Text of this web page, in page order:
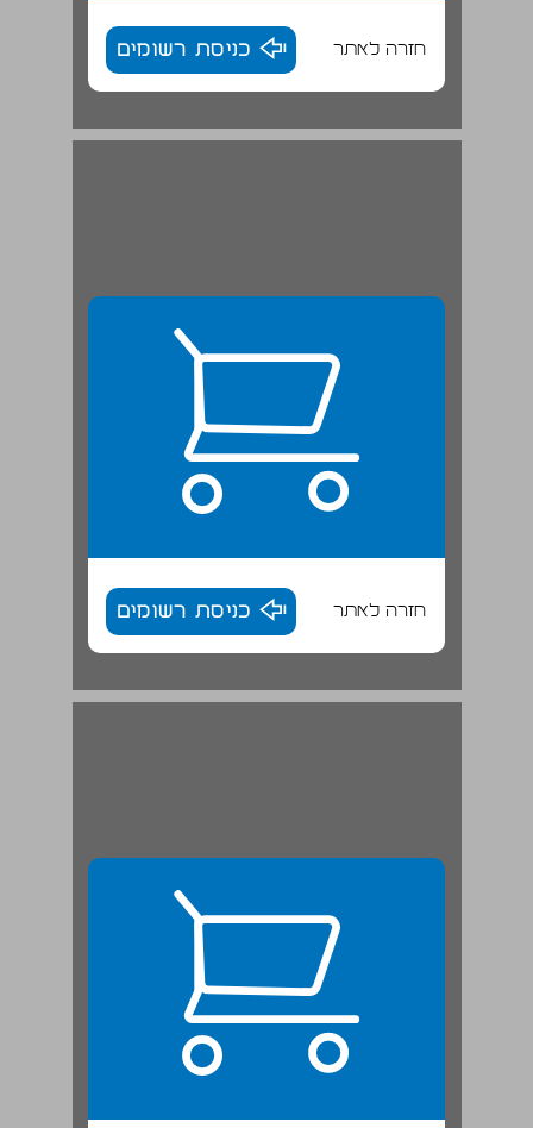
חזרה לאתר כניסת רשומים
חלק ראשון מעמד ארץ הקודש, ירושלים והר הבית על-פי הקוראן ומפרשיו ... 21
חזרה לאתר כניסת רשומים